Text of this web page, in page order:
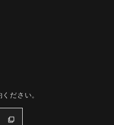
ださい。